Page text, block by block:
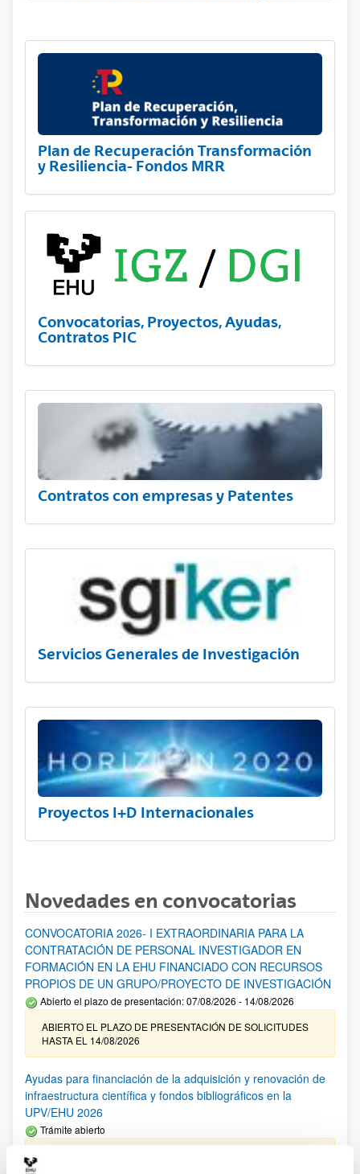
Plan de Recuperación Transformación
y Resiliencia- Fondos MRR
Convocatorias, Proyectos, Ayudas,
Contratos PIC
Contratos con empresas y Patentes
Servicios Generales de Investigación
Proyectos I+D Internacionales
Novedades en convocatorias
CONVOCATORIA 2026- I EXTRAORDINARIA PARA LA
CONTRATACIÓN DE PERSONAL INVESTIGADOR EN
FORMACIÓN EN LA EHU FINANCIADO CON RECURSOS
PROPIOS DE UN GRUPO/PROYECTO DE INVESTIGACIÓN
Abierto el plazo de presentación: 07/08/2026 - 14/08/2026
ABIERTO EL PLAZO DE PRESENTACIÓN DE SOLICITUDES
HASTA EL 14/08/2026
Ayudas para financiación de la adquisición y renovación de
infraestructura científica y fondos bibliográficos en la
UPV/EHU 2026
Trámite abierto